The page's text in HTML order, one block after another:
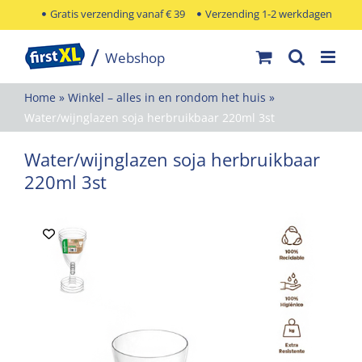
naar
inhoud
Gratis verzending vanaf € 39 Verzending 1-2 werkdagen
Home » Winkel – alles in en rondom het huis »
Water/wijnglazen soja herbruikbaar 220ml 3st
Water/wijnglazen soja herbruikbaar
220ml 3st